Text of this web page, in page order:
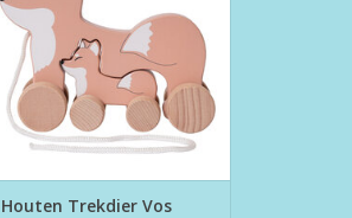
Houten Trekdier Vos